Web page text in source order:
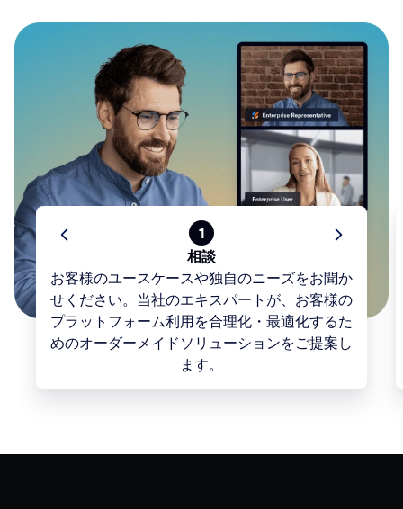
1
相談
お客様のユースケースや独自のニーズをお聞か
せください。当社のエキスパートが、お客様の
プラットフォーム利用を合理化・最適化するた
めのオーダーメイドソリューションをご提案し
ます。